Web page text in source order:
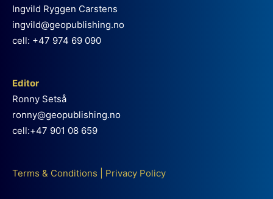
Ingvild Ryggen Carstens
ingvild@geopublishing.no
cell: +47 974 69 090
Editor
Ronny Setså
ronny@geopublishing.no
cell:+47 901 08 659
Terms & Conditions Privacy Policy